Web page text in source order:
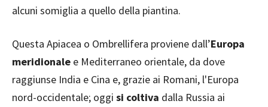
alcuni somiglia a quello della piantina.
Questa Apiacea o Ombrellifera proviene dall’Europa
meridionale e Mediterraneo orientale, da dove
raggiunse India e Cina e, grazie ai Romani, l'Europa
nord-occidentale; oggi si coltiva dalla Russia ai